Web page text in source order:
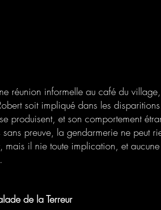
réunion informelle au café du
soit impliqué dans les
produisent, et son comportement
preuve, la gendarmerie ne peut
mais il nie toute implication, et
de la Terreur